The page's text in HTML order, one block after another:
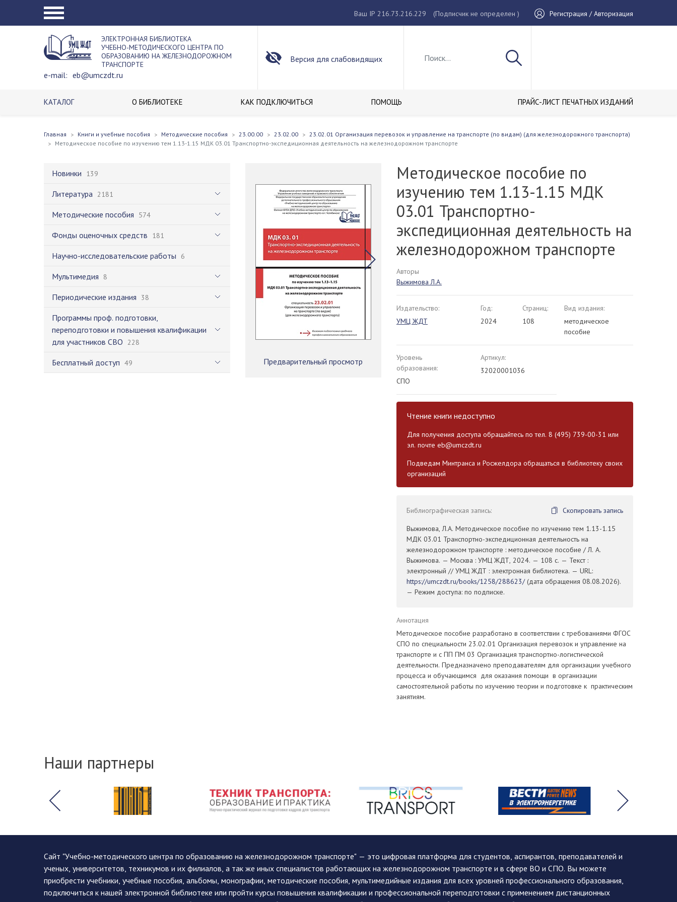
Ваш IP 216.73.216.229 (Подписчик не определен ) Регистрация / Авторизация
ЭЛЕКТРОННАЯ БИБЛИОТЕКА
УЧЕБНО-МЕТОДИЧЕСКОГО ЦЕНТРА ПО
ОБРАЗОВАНИЮ НА ЖЕЛЕЗНОДОРОЖНОМ
ТРАНСПОРТЕ
e-mail: eb@umczdt.ru
Версия для слабовидящих
КАТАЛОГ О БИБЛИОТЕКЕ КАК ПОДКЛЮЧИТЬСЯ ПОМОЩЬ ПРАЙС-ЛИСТ ПЕЧАТНЫХ ИЗДАНИЙ
Главная Книги и учебные пособия Методические пособия 23.00.00 23.02.00
23.02.01 Организация перевозок и управление на транспорте (по видам) (для железнодорожного транспорта)
Методическое пособие по изучению тем 1.13-1.15 МДК 03.01 Транспортно-экспедиционная деятельность на железнодорожном транспорте
Новинки 139
Литература 2181
Методические пособия 574
Фонды оценочных средств 181
Научно-исследовательские работы 6
Мультимедия 8
Периодические издания 38
Программы проф. подготовки,
переподготовки и повышения квалификации
для участников СВО 228
Бесплатный доступ 49 Предварительный просмотр
Методическое пособие по
изучению тем 1.13-1.15 МДК
03.01 Транспортно-
экспедиционная деятельность на
железнодорожном транспорте
Авторы
Выжимова Л.А.
Издательство:
УМЦ ЖДТ
Год:
2024
Страниц:
108
Вид издания:
методическое
пособие
Уровень
образования:
СПО
Артикул:
32020001036
Чтение книги недоступно
Для получения доступа обращайтесь по тел. 8 (495) 739-00-31 или
эл. почте eb@umczdt.ru
Подведам Минтранса и Росжелдора обращаться в библиотеку своих
организаций
Библиографическая запись:
Скопировать запись
Выжимова, Л.А. Методическое пособие по изучению тем 1.13-1.15
МДК 03.01 Транспортно-экспедиционная деятельность на
железнодорожном транспорте : методическое пособие / Л. А.
Выжимова. — Москва : УМЦ ЖДТ, 2024. — 108 с. — Текст :
электронный // УМЦ ЖДТ : электронная библиотека. — URL:
https://umczdt.ru/books/1258/288623/(дата обращения 08.08.2026).
— Режим доступа: по подписке.
Аннотация
Методическое пособие разработано в соответствии с требованиями ФГОС
СПО по специальности 23.02.01 Организация перевозок и управление на
транспорте и с ПП ПМ 03 Организация транспортно-логистической
деятельности. Предназначено преподавателям для организации учебного
процесса и обучающимся для оказания помощи в организации
самостоятельной работы по изучению теории и подготовке к практическим
занятиям.
Наши партнеры
Сайт "Учебно-методического центра по образованию на железнодорожном транспорте" — это цифровая платформа для студентов, аспирантов, преподавателей и
ученых, университетов, техникумов и их филиалов, а так же иных специалистов работающих на железнодорожном транспорте и в сфере ВО и СПО. Вы можете
приобрести учебники, учебные пособия, альбомы, монографии, методические пособия, мультимедийные издания для всех уровней профессионального образования,
подключиться к нашей электронной библиотеке или пройти курсы повышения квалификации и профессиональной переподготовки с применением дистанционных